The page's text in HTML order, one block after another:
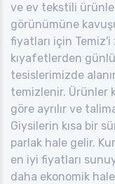
ve ev tekstili
görünümüne
fiyatları için
kıyafetlerden
tesislerimizde
temizlenir. Ürünler
göre ayrılır ve
Giysilerin kısa bir
parlak hale gelir.
en iyi fiyatları
daha ekonomik